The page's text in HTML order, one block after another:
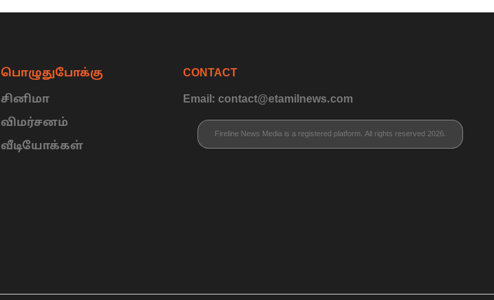
பொழுதுபோக்கு
சினிமா
விமர்சனம்
வீடியோக்கள்
CONTACT
Email: contact@etamilnews.com
Fireline News Media is a registered platform. All rights reserved 2026.